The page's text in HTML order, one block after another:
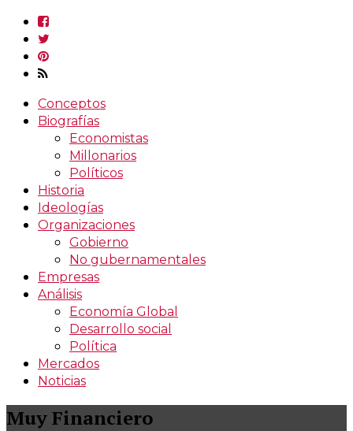
Conceptos
Biografías
Economistas
Millonarios
Políticos
Historia
Ideologías
Organizaciones
Gobierno
No gubernamentales
Empresas
Análisis
Economía Global
Desarrollo social
Política
Mercados
Noticias
Muy Financiero